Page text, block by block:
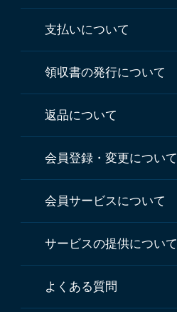
支払いについて
領収書の発行について
返品について
会員登録・変更について
会員サービスについて
サービスの提供について
よくある質問